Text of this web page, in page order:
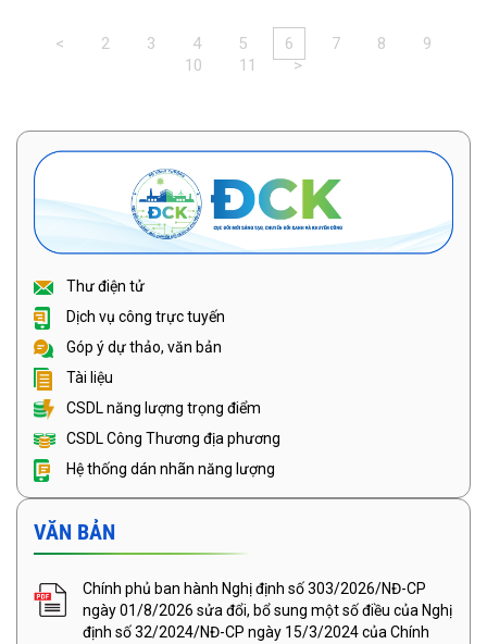
< 2 3 4 5 6 7 8
9
10
11 >
Thư điện tử
Dịch vụ công trực tuyến
Góp ý dự thảo, văn bản
Tài liệu
CSDL năng lượng trọng điểm
CSDL Công Thương địa phương
Hệ thống dán nhãn năng lượng
VĂN BẢN
Chính phủ ban hành Nghị định số 303/2026/NĐ-CP
ngày 01/8/2026 sửa đổi, bổ sung một số điều của Nghị
định số 32/2024/NĐ-CP ngày 15/3/2024 của Chính